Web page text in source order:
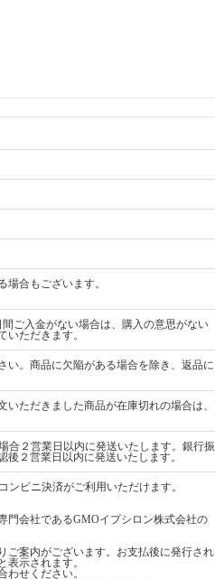
合もございます。
ご入金がない場合は、購入の意思がない
いただきます。
い。商品に欠陥がある場合を除き、返品に
ただきました商品が在庫切れの場合は、
合２営業日以内に発送いたします。銀行振
２営業日以内に発送いたします。
ンビニ決済がご利用いただけます。
門会社であるGMOイプシロン株式会社の
ご案内がございます。お支払後に発行され
表示されます。
わせください。